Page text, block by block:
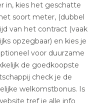
in, kies het geschatte
soort meter, (dubbel
van het contract (vaak
opzegbaar) en kies je
voor duurzame
de goedkoopste
check je de
welkomstbonus. Is
tref je alle info